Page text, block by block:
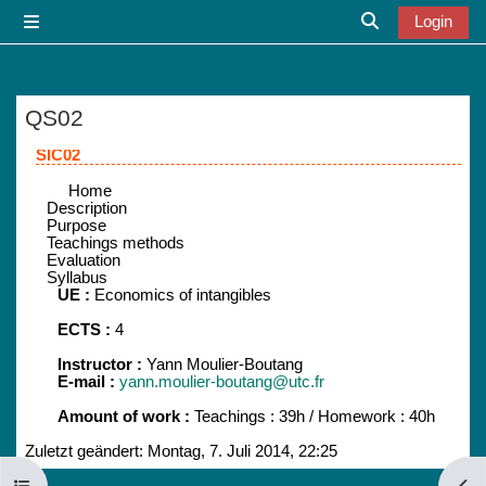
Sucheingabe
Login
QS02
Abschlussbedingungen
SIC02
Home
Description
Purpose
Teachings methods
Evaluation
Syllabus
UE : Economics of intangibles
ECTS : 4
Instructor : Yann Moulier-Boutang
E-mail : yann.moulier-boutang@utc.fr
Amount of work : Teachings : 39h / Homework : 40h
Zuletzt geändert: Montag, 7. Juli 2014, 22:25